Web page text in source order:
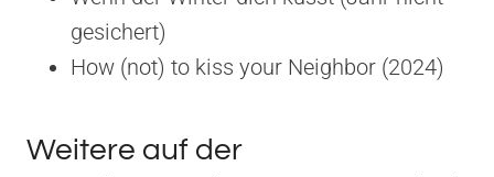
gesichert)
How (not) to kiss your Neighbor (2024)
Weitere auf der